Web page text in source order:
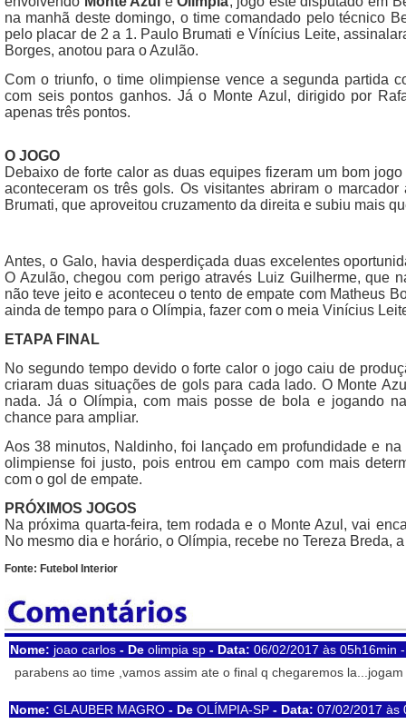
na manhã deste domingo, o time comandado pelo técnico
pelo placar de 2 a 1. Paulo Brumati e Vínícius Leite,
Borges, anotou para o Azulão.
Com o triunfo, o time olimpiense vence a segunda partida
com seis pontos ganhos. Já o Monte Azul, dirigido por
apenas três pontos.
O JOGO
Debaixo de forte calor as duas equipes fizeram um bom
aconteceram os três gols. Os visitantes abriram o
Brumati, que aproveitou cruzamento da direita e subiu mais
Antes, o Galo, havia desperdiçada duas excelentes
O Azulão, chegou com perigo através Luiz Guilherme, que
não teve jeito e aconteceu o tento de empate com Matheus
ainda de tempo para o Olímpia, fazer com o meia Vinícius
ETAPA FINAL
No segundo tempo devido o forte calor o jogo caiu de
criaram duas situações de gols para cada lado. O Monte
nada. Já o Olímpia, com mais posse de bola e jogando
chance para ampliar.
Aos 38 minutos, Naldinho, foi lançado em profundidade e
olimpiense foi justo, pois entrou em campo com mais
com o gol de empate.
PRÓXIMOS JOGOS
Na próxima quarta-feira, tem rodada e o Monte Azul, vai
No mesmo dia e horário, o Olímpia, recebe no Tereza Breda,
Fonte: Futebol Interior
Nome: joao carlos - De olimpia sp - Data: 06/02/2017 às 05h16min
parabens ao time ,vamos assim ate o final q chegaremos
Nome: GLAUBER MAGRO - De OLÍMPIA-SP - Data: 07/02/2017 às